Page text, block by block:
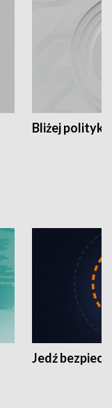
Bliżej polityki
Jedź